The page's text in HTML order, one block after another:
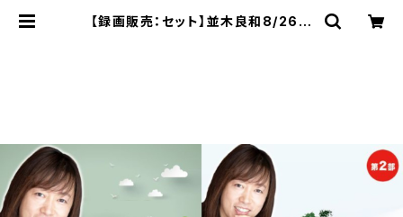
【録画販売：セット】並木良和8/26地